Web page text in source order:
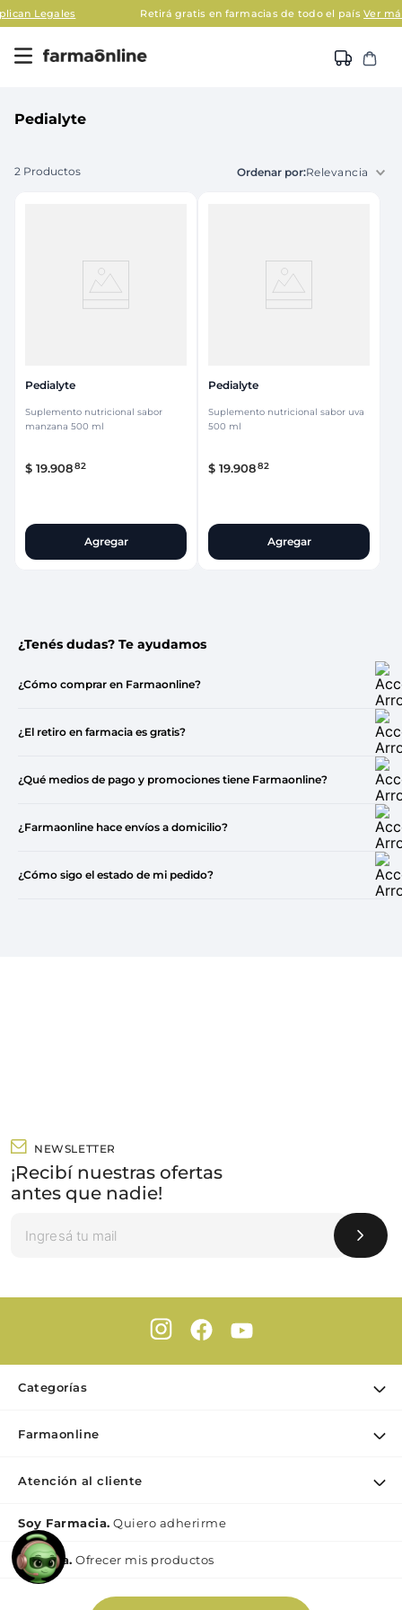
Legales Retirá gratis en farmacias de todo el paísVer más
Pedialyte
2 Productos Relevancia
Pedialyte
Suplemento nutricional sabor
manzana 500 ml
$ 19.90882
Agregar
Pedialyte
Suplemento nutricional sabor uva
500 ml
$ 19.90882
Agregar
¿Tenés dudas? Te ayudamos
¿Cómo comprar en Farmaonline?
¿El retiro en farmacia es gratis?
¿Qué medios de pago y promociones tiene Farmaonline?
¿Farmaonline hace envíos a domicilio?
¿Cómo sigo el estado de mi pedido?
NEWSLETTER
¡Recibí nuestras ofertas
antes que nadie!
Categorías
Dermocosmética
Nutrición & Deporte
Bebé y maternidad
Perfumes y Fragancias
Farmaonline
Atención al cliente
Contacto
Medios de pago
Como comprar
Preguntas Frecuentes Beauty
Soy Farmacia. Quiero adherirme
Mi lìnea. Ofrecer mis productos